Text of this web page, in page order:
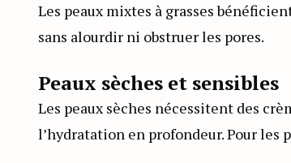
Les peaux mixtes à grasses
sans alourdir ni obstruer les pores.
Peaux sèches et sensibles
Les peaux sèches nécessitent des
l’hydratation en profondeur. Pour les